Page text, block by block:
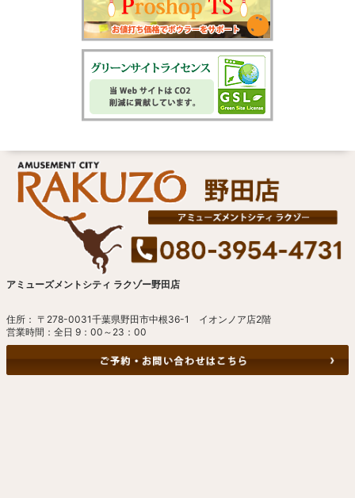
アミューズメントシティ ラクゾー野田店
住所： 〒278-0031千葉県野田市中根36-1 イオンノア店2階
営業時間：全日 9：00～23：00